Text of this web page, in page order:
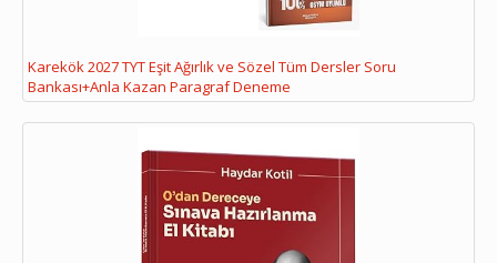
Karekök 2027 TYT Eşit Ağırlık ve Sözel Tüm Dersler Soru
Bankası+Anla Kazan Paragraf Deneme